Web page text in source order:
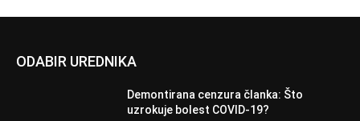
ODABIR UREDNIKA
Demontirana cenzura članka: Što
uzrokuje bolest COVID-19?